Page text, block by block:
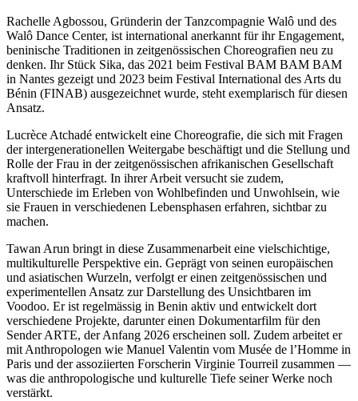
Rachelle Agbossou, Gründerin der Tanzcompagnie Walô und des
Walô Dance Center, ist international anerkannt für ihr Engagement,
beninische Traditionen in zeitgenössischen Choreografien neu zu
denken. Ihr Stück Sika, das 2021 beim Festival BAM BAM BAM
in Nantes gezeigt und 2023 beim Festival International des Arts du
Bénin (FINAB) ausgezeichnet wurde, steht exemplarisch für diesen
Ansatz.
Lucrèce Atchadé entwickelt eine Choreografie, die sich mit Fragen
der intergenerationellen Weitergabe beschäftigt und die Stellung und
Rolle der Frau in der zeitgenössischen afrikanischen Gesellschaft
kraftvoll hinterfragt. In ihrer Arbeit versucht sie zudem,
Unterschiede im Erleben von Wohlbefinden und Unwohlsein, wie
sie Frauen in verschiedenen Lebensphasen erfahren, sichtbar zu
machen.
Tawan Arun bringt in diese Zusammenarbeit eine vielschichtige,
multikulturelle Perspektive ein. Geprägt von seinen europäischen
und asiatischen Wurzeln, verfolgt er einen zeitgenössischen und
experimentellen Ansatz zur Darstellung des Unsichtbaren im
Voodoo. Er ist regelmässig in Benin aktiv und entwickelt dort
verschiedene Projekte, darunter einen Dokumentarfilm für den
Sender ARTE, der Anfang 2026 erscheinen soll. Zudem arbeitet er
mit Anthropologen wie Manuel Valentin vom Musée de l’Homme in
Paris und der assoziierten Forscherin Virginie Tourreil zusammen —
was die anthropologische und kulturelle Tiefe seiner Werke noch
verstärkt.